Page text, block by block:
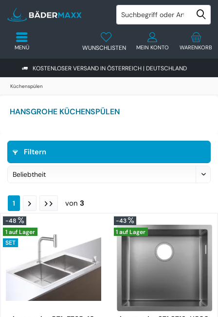
KOSTENLOSER VERSAND IN ÖSTERREICH | DEUTSCHLAND
WARENKORB
WUNSCHLISTEN MEIN KONTO
MENÜ
Küchenspülen
HANSGROHE KÜCHENSPÜLEN
Filtern
1 von 3
-48
1 auf Lager
SET
-43
1 auf Lager